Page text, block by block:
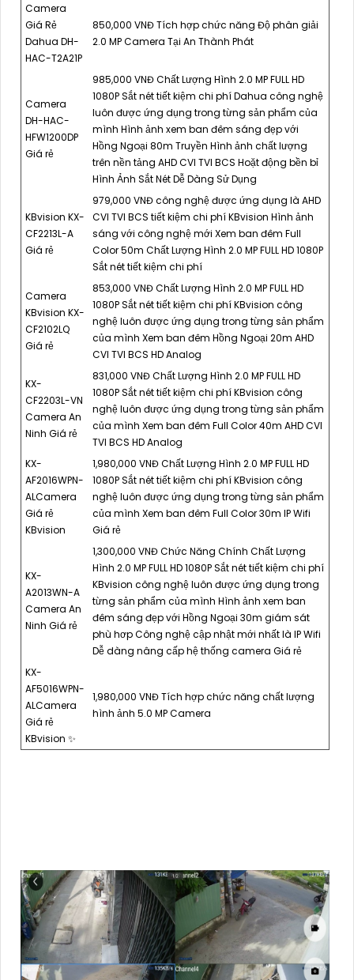
Camera
Giá Rẻ
Dahua DH-
HAC-T2A21P
850,000 VNĐ Tích hợp chức năng Độ phân giải
2.0 MP Camera Tại An Thành Phát
Camera
DH-HAC-
HFW1200DP
Giá rẻ
985,000 VNĐ Chất Lượng Hình 2.0 MP FULL HD
1080P Sắt nét tiết kiệm chi phí Dahua công nghệ
luôn được ứng dụng trong từng sản phẩm của
mình Hình ảnh xem ban đêm sáng đẹp với
Hồng Ngoại 80m Truyền Hình ảnh chất lượng
trên nền tảng AHD CVI TVI BCS Hoặt động bền bỉ
Hình Ảnh Sắt Nét Dễ Dàng Sử Dụng
KBvision KX-
CF2213L-A
Giá rẻ
979,000 VNĐ công nghệ được ứng dụng là AHD
CVI TVI BCS tiết kiệm chi phí KBvision Hình ảnh
sáng với công nghệ mới Xem ban đêm Full
Color 50m Chất Lượng Hình 2.0 MP FULL HD 1080P
Sắt nét tiết kiệm chi phí
Camera
KBvision KX-
CF2102LQ
Giá rẻ
853,000 VNĐ Chất Lượng Hình 2.0 MP FULL HD
1080P Sắt nét tiết kiệm chi phí KBvision công
nghệ luôn được ứng dụng trong từng sản phẩm
của mình Xem ban đêm Hồng Ngoại 20m AHD
CVI TVI BCS HD Analog
KX-
CF2203L-VN
Camera An
Ninh Giá rẻ
831,000 VNĐ Chất Lượng Hình 2.0 MP FULL HD
1080P Sắt nét tiết kiệm chi phí KBvision công
nghệ luôn được ứng dụng trong từng sản phẩm
của mình Xem ban đêm Full Color 40m AHD CVI
TVI BCS HD Analog
KX-
AF2016WPN-
ALCamera
Giá rẻ
KBvision
1,980,000 VNĐ Chất Lượng Hình 2.0 MP FULL HD
1080P Sắt nét tiết kiệm chi phí KBvision công
nghệ luôn được ứng dụng trong từng sản phẩm
của mình Xem ban đêm Full Color 30m IP Wifi
Giá rẻ
KX-
A2013WN-A
Camera An
Ninh Giá rẻ
1,300,000 VNĐ Chức Năng Chính Chất Lượng
Hình 2.0 MP FULL HD 1080P Sắt nét tiết kiệm chi phí
KBvision công nghệ luôn được ứng dụng trong
từng sản phẩm của mình Hình ảnh xem ban
đêm sáng đẹp với Hồng Ngoại 30m giám sát
phù hơp Công nghệ cập nhật mới nhất là IP Wifi
Dễ dàng nâng cấp hệ thống camera Giá rẻ
KX-
AF5016WPN-
ALCamera
Giá rẻ
KBvision ✨
1,980,000 VNĐ Tích hợp chức năng chất lượng
hình ảnh 5.0 MP Camera